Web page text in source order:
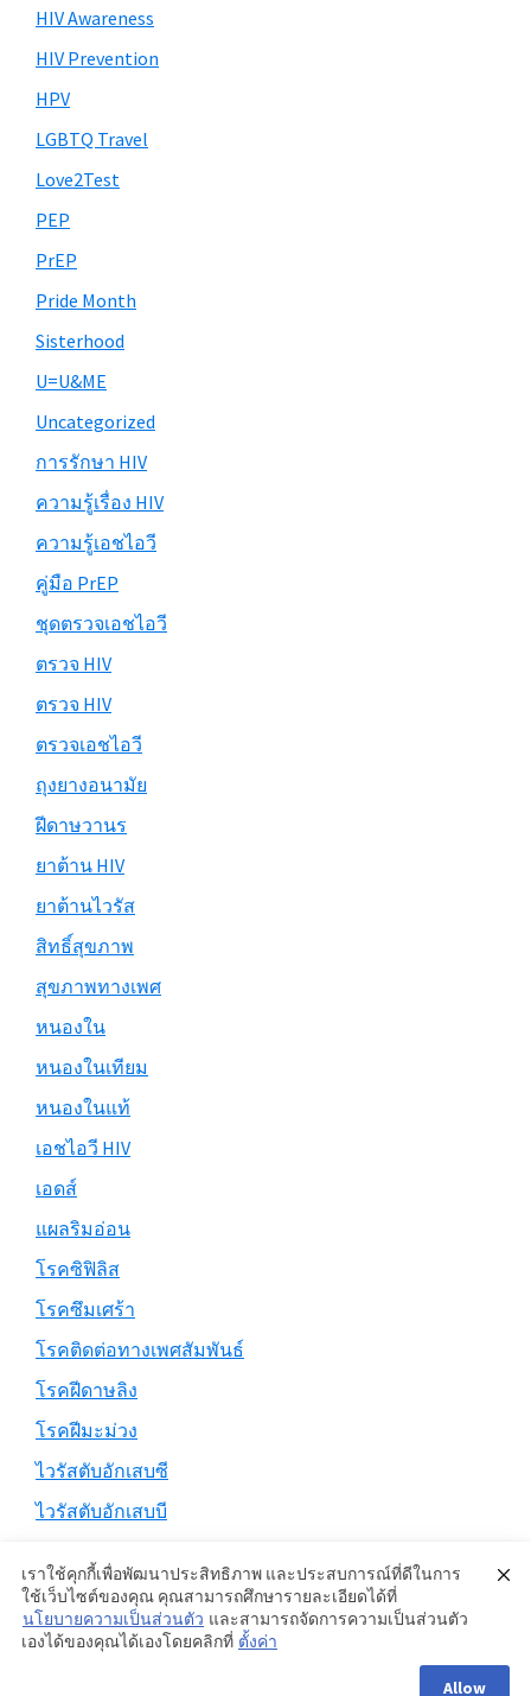
HIV Awareness
HIV Prevention
HPV
LGBTQ Travel
Love2Test
PEP
PrEP
Pride Month
Sisterhood
U=U&ME
Uncategorized
การรักษา HIV
ความรู้เรื่อง HIV
ความรู้เอชไอวี
คู่มือ PrEP
ชุดตรวจเอชไอวี
ตรวจ HIV
ตรวจ HIV
ตรวจเอชไอวี
ถุงยางอนามัย
ฝีดาษวานร
ยาต้าน HIV
ยาต้านไวรัส
สิทธิ์สุขภาพ
สุขภาพทางเพศ
หนองใน
หนองในเทียม
หนองในแท้
เอชไอวี HIV
เอดส์
แผลริมอ่อน
โรคซิฟิลิส
โรคซึมเศร้า
โรคติดต่อทางเพศสัมพันธ์
โรคฝีดาษลิง
โรคฝีมะม่วง
ไวรัสตับอักเสบซี
ไวรัสตับอักเสบบี
Copyright © 2026 ·Genesis SampleonGenesis Framework
WordPress
เราใช้คุกกี้เพื่อพัฒนาประสิทธิภาพ และประสบการณ์ที่ดีในการ
ใช้เว็บไซต์ของคุณ คุณสามารถศึกษารายละเอียดได้ที่
นโยบายความเป็นส่วนตัว และสามารถจัดการความเป็นส่วนตัว
เองได้ของคุณได้เองโดยคลิกที่ ตั้งค่า
Allow